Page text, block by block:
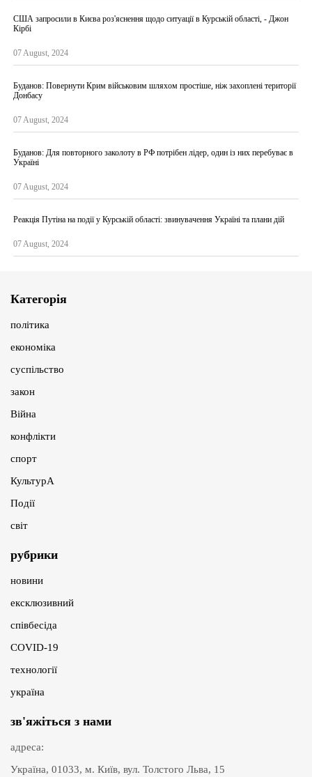
США запросили в Києва роз'яснення щодо ситуації в Курській області, - Джон
Кірбі
07 August, 2024
Буданов: Повернути Крим військовим шляхом простіше, ніж захоплені території
Донбасу
07 August, 2024
Буданов: Для повторного заколоту в РФ потрібен лідер, один із них перебуває в
Україні
07 August, 2024
Реакція Путіна на події у Курській області: звинувачення Україні та плани дій
07 August, 2024
Категорія
політика
економіка
суспільство
закон
Війна
конфлікти
спорт
КультурА
Події
світ
рубрики
новини
ексклюзивний
співбесіда
COVID-19
технології
україна
зв'яжіться з нами
адреса:
Україна, 01033, м. Київ, вул. Толстого Льва, 15